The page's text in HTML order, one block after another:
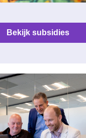
Bekijk subsidies